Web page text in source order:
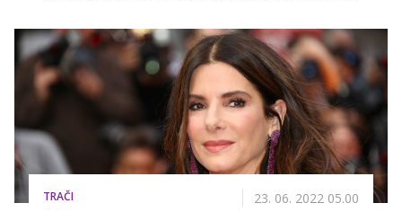
povezana.
TRAČI 23. 06. 2022 05.00